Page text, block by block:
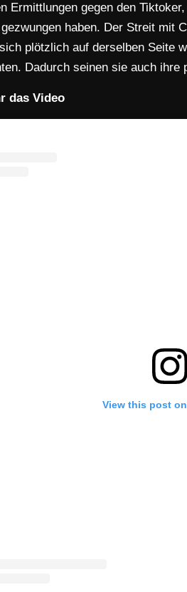
Ermittlungen gegen den
haben. Der Streit mit
plötzlich auf derselben Seite
Dadurch seinen sie auch
das Video
View this post